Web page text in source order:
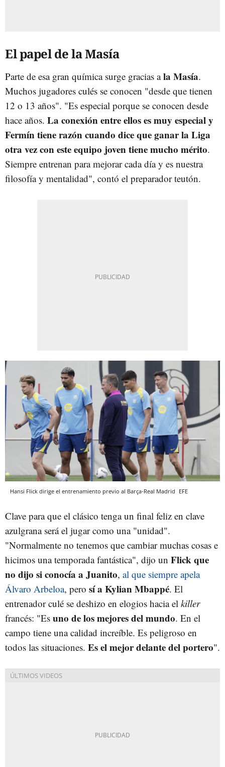
El papel de la Masía
Parte de esa gran química surge gracias ala Masía.
Muchos jugadores culés se conocen "desde que tienen
12 o 13 años". "Es especial porque se conocen desde
hace años. La conexión entre ellos es muy especial y
Fermín tiene razón cuando dice que ganar la Liga
otra vez con este equipo joven tiene mucho mérito.
Siempre entrenan para mejorar cada día y es nuestra
filosofía y mentalidad", contó el preparador teutón.
Hansi Flick dirige el entrenamiento previo al Barça-Real Madrid EFE
Clave para que el clásico tenga un final feliz en clave
azulgrana será el jugar como una "unidad".
"Normalmente no tenemos que cambiar muchas cosas e
hicimos una temporada fantástica", dijo un Flick que
no dijo si conocía a Juanito, al que siempre apela
Álvaro Arbeloa, pero sí a Kylian Mbappé. El
entrenador culé se deshizo en elogios hacia el killer
francés: "Es uno de los mejores del mundo. En el
campo tiene una calidad increíble. Es peligroso en
todos las situaciones. Es el mejor delante del portero".